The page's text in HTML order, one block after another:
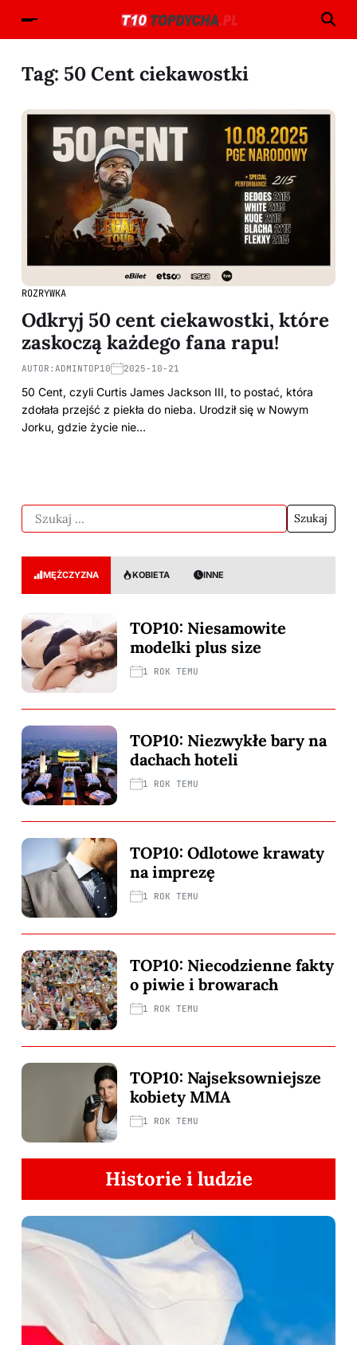
Tag: 50 Cent ciekawostki
ROZRYWKA
Odkryj 50 cent ciekawostki, które
zaskoczą każdego fana rapu!
AUTOR: ADMINTOP10 2025-10-21
50 Cent, czyli Curtis James Jackson III, to postać, która
zdołała przejść z piekła do nieba. Urodził się w Nowym
Jorku, gdzie życie nie…
MĘŻCZYZNA KOBIETA INNE
TOP10: Niesamowite
modelki plus size
1 ROK TEMU
TOP10: Niezwykłe bary na
dachach hoteli
1 ROK TEMU
TOP10: Odlotowe krawaty
na imprezę
1 ROK TEMU
TOP10: Niecodzienne fakty
o piwie i browarach
1 ROK TEMU
TOP10: Najseksowniejsze
kobiety MMA
1 ROK TEMU
Historie i ludzie